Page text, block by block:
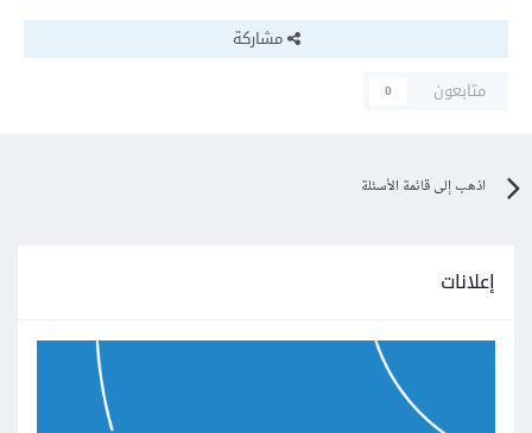
مشاركة
متابعون
0
اذهب إلى قائمة الأسئلة
إعلانات